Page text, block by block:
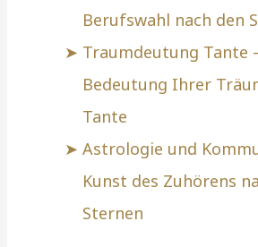
Berufswahl nach den
Traumdeutung Tante
Bedeutung Ihrer
Tante
Astrologie und
Kunst des Zuhörens
Sternen